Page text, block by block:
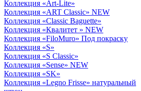
Коллекция «Art-Lite»
Коллекция «ART Classic» NEW
Коллекция «Classic Baguette»
Коллекция «Квалитет » NEW
Коллекция «FiloMuro» Под покраску
Коллекция «S»
Коллекция «S Classic»
Коллекция «Sense» NEW
Коллекция «SK»
Коллекция «Legno Frisse» натуральный